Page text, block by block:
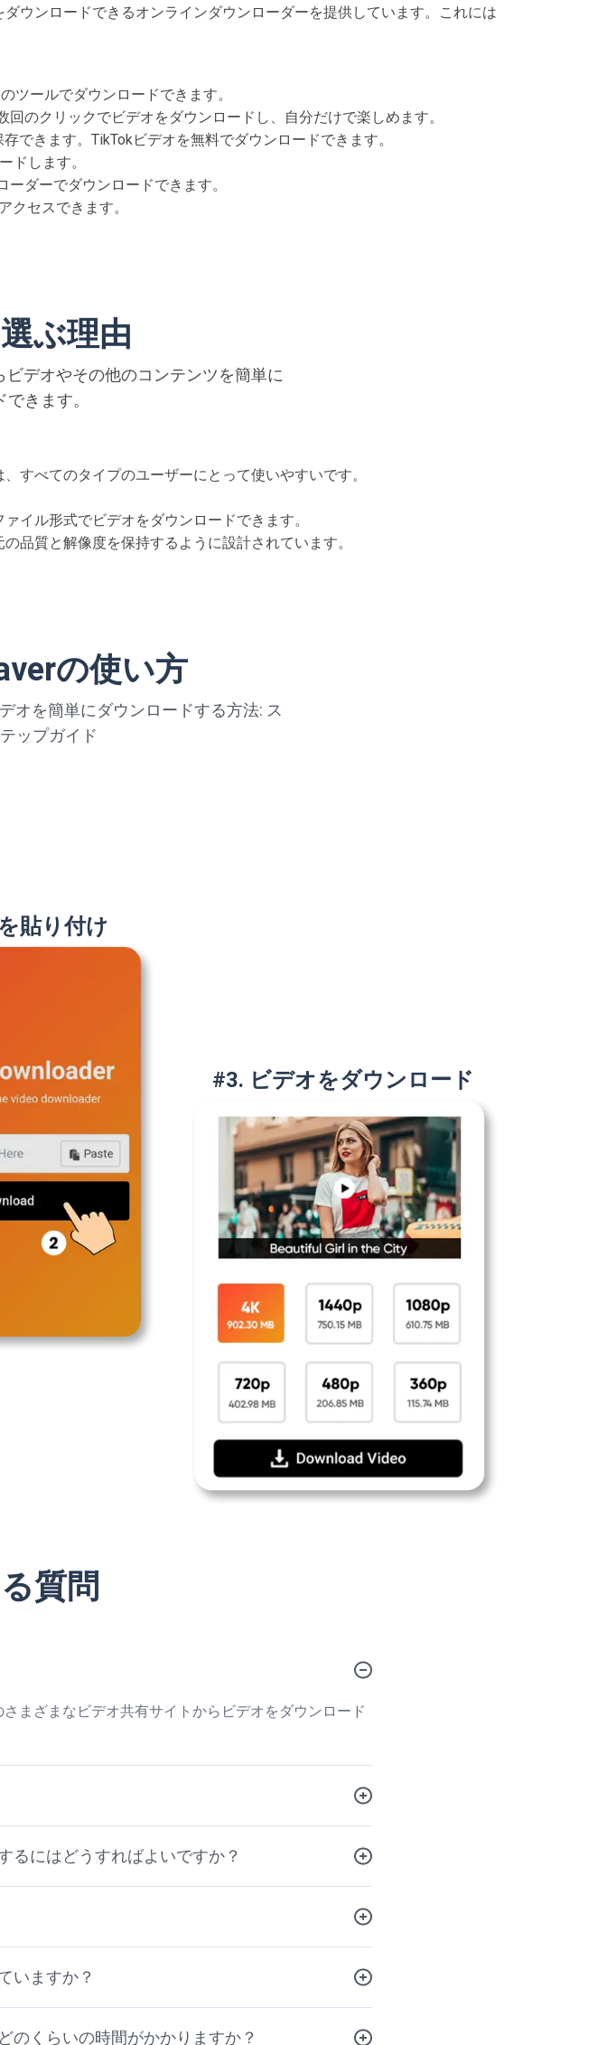
ウンロードできるオンラインダウンローダーを提供しています。これには
ツールでダウンロードできます。
のクリックでビデオをダウンロードし、自分だけで楽しめます。
できます。TikTokビデオを無料でダウンロードできます。
ドします。
ダーでダウンロードできます。
クセスできます。
ぶ理由
デオやその他のコンテンツを簡単に
きます。
すべてのタイプのユーザーにとって使いやすいです。
イル形式でビデオをダウンロードできます。
品質と解像度を保持するように設計されています。
の使い方
オを簡単にダウンロードする方法: ス
ップガイド
貼り付け
#3. ビデオをダウンロード
質問
まざまなビデオ共有サイトからビデオをダウンロード
るにはどうすればよいですか？
いますか？
のくらいの時間がかかりますか？